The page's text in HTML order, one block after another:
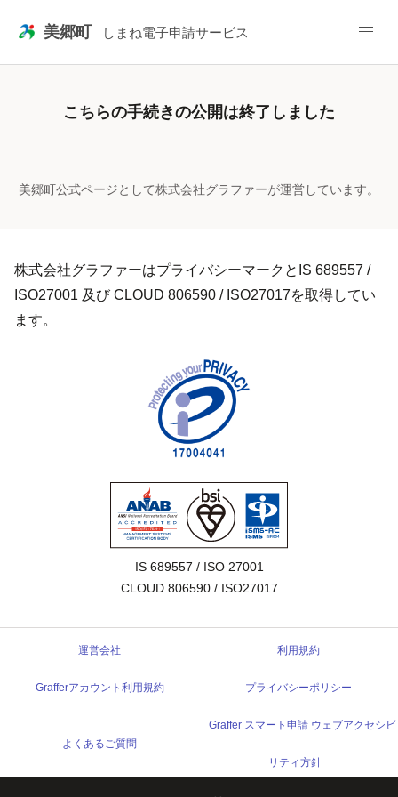
美郷町 しまね電子申請サービス
こちらの手続きの公開は終了しました
美郷町公式ページとして株式会社グラファーが運営しています。
株式会社グラファーはプライバシーマークとIS 689557 /
ISO27001 及び CLOUD 806590 / ISO27017を取得してい
ます。
IS 689557 / ISO 27001
CLOUD 806590 / ISO27017
運営会社 利用規約
Grafferアカウント利用規約 プライバシーポリシー
よくあるご質問
Graffer スマート申請 ウェブアクセシビ
リティ方針